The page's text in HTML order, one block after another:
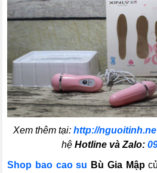
Xem thêm tại: http://
hệ Hotline và Zalo:
Shop bao cao su Bù Gia Mập